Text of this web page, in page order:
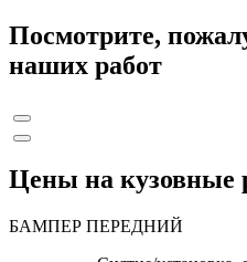
Посмотрите,
наших работ
Цены на кузовные
БАМПЕР ПЕРЕДНИЙ